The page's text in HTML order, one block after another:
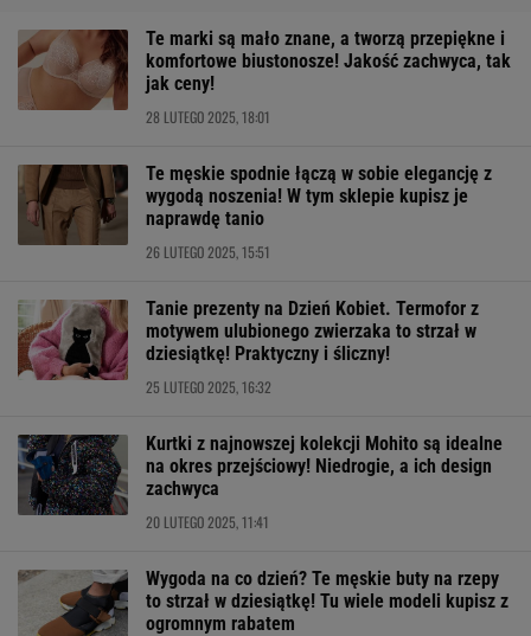
Te marki są mało znane, a tworzą przepiękne i
komfortowe biustonosze! Jakość zachwyca, tak
jak ceny!
28 LUTEGO 2025, 18:01
Te męskie spodnie łączą w sobie elegancję z
wygodą noszenia! W tym sklepie kupisz je
naprawdę tanio
26 LUTEGO 2025, 15:51
Tanie prezenty na Dzień Kobiet. Termofor z
motywem ulubionego zwierzaka to strzał w
dziesiątkę! Praktyczny i śliczny!
25 LUTEGO 2025, 16:32
Kurtki z najnowszej kolekcji Mohito są idealne
na okres przejściowy! Niedrogie, a ich design
zachwyca
20 LUTEGO 2025, 11:41
Wygoda na co dzień? Te męskie buty na rzepy
to strzał w dziesiątkę! Tu wiele modeli kupisz z
ogromnym rabatem